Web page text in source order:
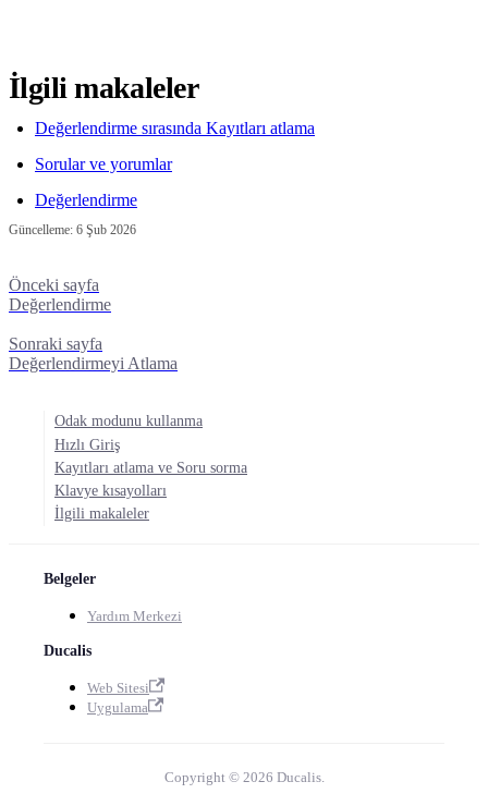
İlgili makaleler
Değerlendirme sırasında Kayıtları atlama
Sorular ve yorumlar
Değerlendirme
Güncelleme: 6 Şub 2026
Önceki sayfa
Değerlendirme
Sonraki sayfa
Değerlendirmeyi Atlama
Odak modunu kullanma
Hızlı Giriş
Kayıtları atlama ve Soru sorma
Klavye kısayolları
İlgili makaleler
Belgeler
Yardım Merkezi
Ducalis
Web Sitesi
Uygulama
Copyright © 2026 Ducalis.